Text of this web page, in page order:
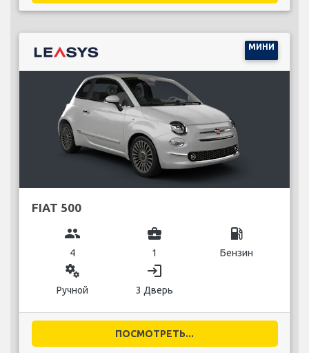
МИНИ
FIAT 500
group
4
business_center
1
local_gas_station
Бензин
miscellaneous_services
Ручной
login
3 Дверь
ПОСМОТРЕТЬ...